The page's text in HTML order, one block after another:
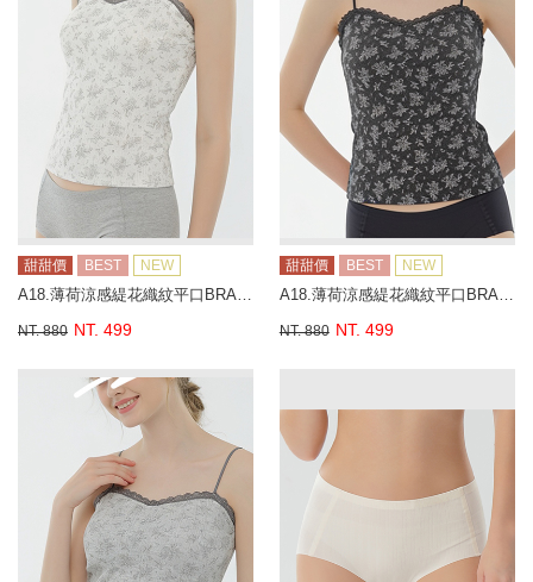
甜甜價 BEST NEW
A18.薄荷涼感緹花織紋平口BRA背心
NT. 880 NT. 499
甜甜價 BEST NEW
A18.薄荷涼感緹花織紋平口BRA背心
NT. 880 NT. 499